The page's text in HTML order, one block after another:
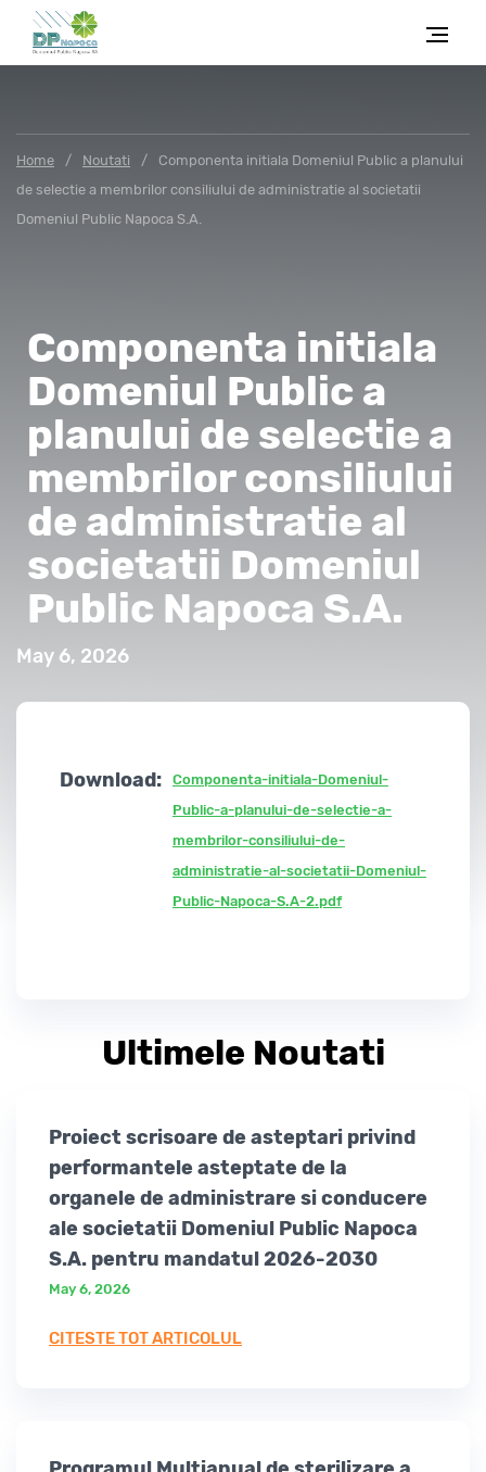
Home / Noutati /
Componenta initiala Domeniul Public a planului
de selectie a membrilor consiliului de administratie al societatii
Domeniul Public Napoca S.A.
Componenta initiala
Domeniul Public a
planului de selectie a
membrilor consiliului
de administratie al
societatii Domeniul
Public Napoca S.A.
May 6, 2026
Download:
Componenta-initiala-Domeniul-
Public-a-planului-de-selectie-a-
membrilor-consiliului-de-
administratie-al-societatii-Domeniul-
Public-Napoca-S.A-2.pdf
Ultimele Noutati
Proiect scrisoare de asteptari privind
performantele asteptate de la
organele de administrare si conducere
ale societatii Domeniul Public Napoca
S.A. pentru mandatul 2026-2030
May 6, 2026
CITESTE TOT ARTICOLUL